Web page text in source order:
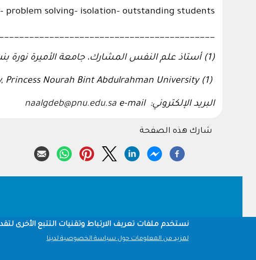
problem solving- isolation- outstanding students
(1) أستاذ علم النفس المشارك، جامعة الأميرة نورة
(1)
Princess Nourah Bint Abdulrahman University
البريد الإلكتروني: naalgdeb@pnu.edu.sa e-mail
شارك هذه الصفحة
Footerنستخدم ملفات تعريف الارتباط وتقنيات التتبع الأخرى
لمزيد من المعلومات حول سياسة الخصوصية لدينا